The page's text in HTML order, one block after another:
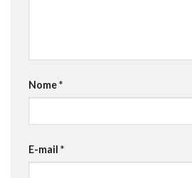
Nome*
E-mail *